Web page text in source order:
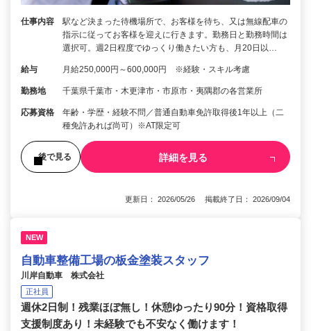
仕事内容
駅など決まった待機場所で、お客様を待ち、又は無線配車の
指示に従ってお客様を迎えに行きます。勤務日と勤務時間は
選択可。週2日程度でゆっくり働きたい方も、月20日以…
給与 月給250,000円～600,000円 ※経験・スキル考慮
勤務地 千葉県千葉市・木更津市・市原市・夷隅郡の各営業所
応募資格
年齢・学歴・経験不問／普通自動車免許取得後1年以上（二
種免許あれば尚可）※AT限定可
後で見る 詳細を見る
更新日： 2026/05/26 掲載終了日： 2026/09/04
NEW
自動車整備工場の板金塗装スタッフ
川岸自動車 株式会社
正社員
週休2日制！残業ほぼ無し！休憩ゆったり90分！資格取得
支援制度あり！未経験でも不安なく働けます！